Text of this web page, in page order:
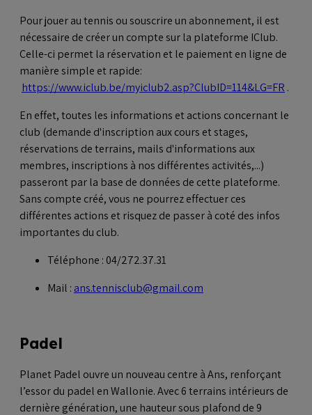
Pour jouer au tennis ou souscrire un abonnement, il est
nécessaire de créer un compte sur la plateforme IClub.
Celle-ci permet la réservation et le paiement en ligne de
manière simple et rapide:
https://www.iclub.be/myiclub2.asp?ClubID=114&LG=FR .
En effet, toutes les informations et actions concernant le
club (demande d'inscription aux cours et stages,
réservations de terrains, mails d'informations aux
membres, inscriptions à nos différentes activités,...)
passeront par la base de données de cette plateforme.
Sans compte créé, vous ne pourrez effectuer ces
différentes actions et risquez de passer à coté des infos
importantes du club.
Téléphone : 04/272.37.31
Mail : ans.tennisclub@gmail.com
Padel
Planet Padel ouvre un nouveau centre à Ans, renforçant
l’essor du padel en Wallonie. Avec 6 terrains intérieurs de
dernière génération, une hauteur sous plafond de 9